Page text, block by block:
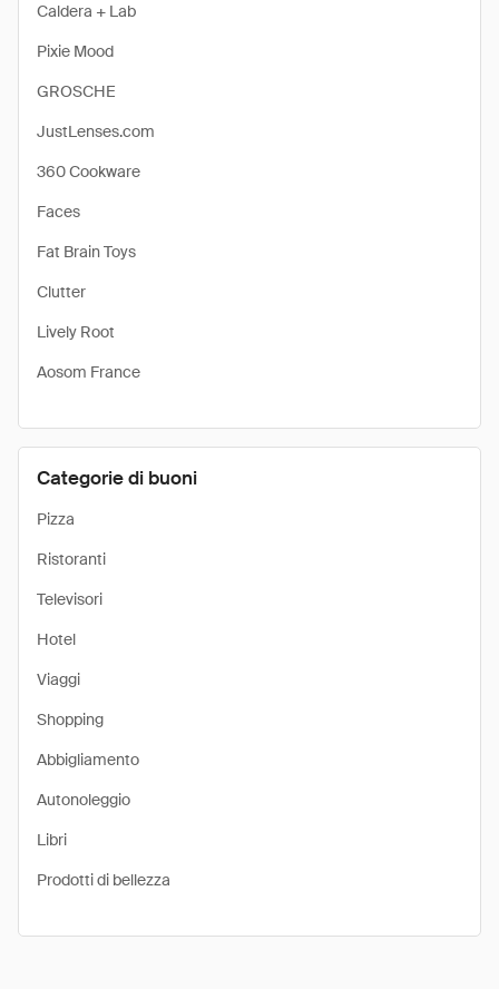
Caldera + Lab
Pixie Mood
GROSCHE
JustLenses.com
360 Cookware
Faces
Fat Brain Toys
Clutter
Lively Root
Aosom France
Categorie di buoni
Pizza
Ristoranti
Televisori
Hotel
Viaggi
Shopping
Abbigliamento
Autonoleggio
Libri
Prodotti di bellezza